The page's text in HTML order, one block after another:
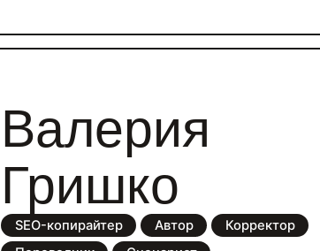
Валерия
Гришко
SEO-копирайтер Автор
Корректор